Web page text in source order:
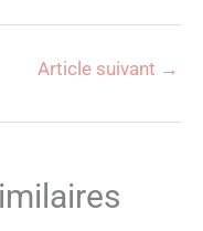
Article suivant →